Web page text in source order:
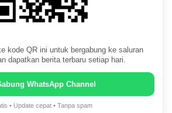
kode QR ini untuk bergabung ke saluran
dapatkan berita terbaru setiap hari.
WhatsApp Channel
• Update cepat • Tanpa spam